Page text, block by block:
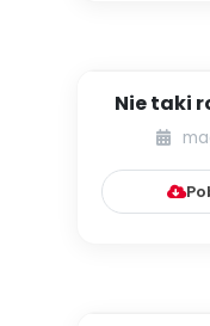
Nie taki